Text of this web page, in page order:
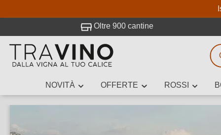
Oltre 900 cantine
NOVITÀ OFFERTE ROSSI
Ricerca vini
Inserisci
Travino.